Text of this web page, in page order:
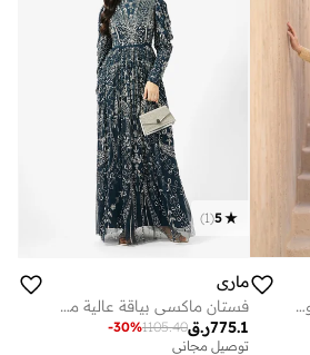
فستان ماكسي بأكمام منفوشة وترتر
5
(
1
)
ماري
فستان ماكسي بياقة عالية مرصع بالترتر
ر.ق775.1
1105.40
-30%
توصيل مجاني